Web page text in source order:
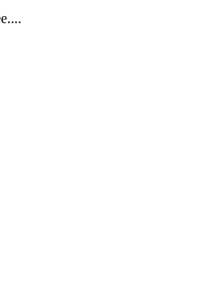
...